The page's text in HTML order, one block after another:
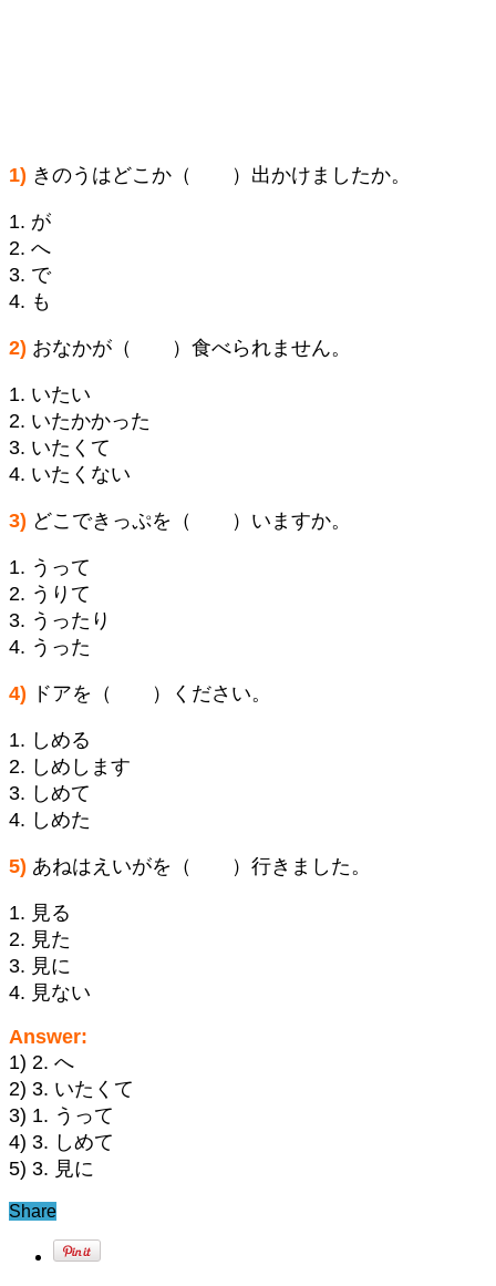
1) きのうはどこか（ ）出かけましたか。
1. が
2. へ
3. で
4. も
2) おなかが（ ）食べられません。
1. いたい
2. いたかかった
3. いたくて
4. いたくない
3) どこできっぷを（ ）いますか。
1. うって
2. うりて
3. うったり
4. うった
4) ドアを（ ）ください。
1. しめる
2. しめします
3. しめて
4. しめた
5) あねはえいがを（ ）行きました。
1. 見る
2. 見た
3. 見に
4. 見ない
Answer:
1) 2. へ
2) 3. いたくて
3) 1. うって
4) 3. しめて
5) 3. 見に
Share